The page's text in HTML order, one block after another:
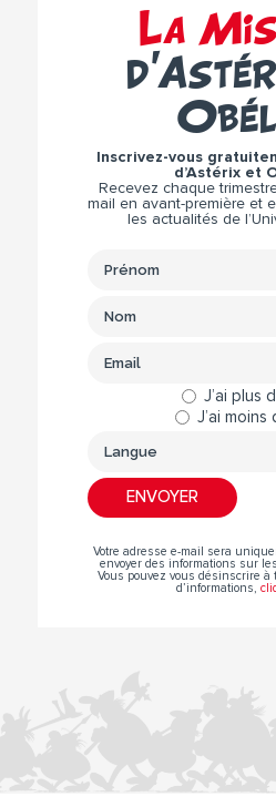
La
Inscrivez-vous
d’Astérix et
Recevez chaque
mail en avant-première et
les actualités de
J’ai plus
J’ai moins
Votre adresse e-mail sera
envoyer des informations sur
Vous pouvez vous désinscrire à
d’informations,